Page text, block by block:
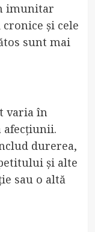
imunitar
și cele
sunt mai
varia în
afecțiunii.
durerea,
și alte
sau o altă